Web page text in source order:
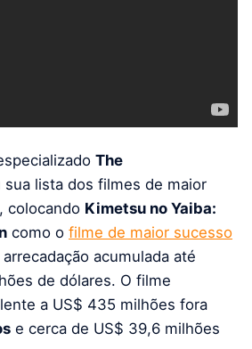
The
sua lista dos filmes de maior
colocando Kimetsu no Yaiba:
como o filme de maior sucesso
acumulada até
de dólares. O filme
a US$ 435 milhões fora
e cerca de US$ 39,6 milhões